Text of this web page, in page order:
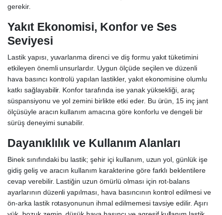
gerekir.
Yakıt Ekonomisi, Konfor ve Ses
Seviyesi
Lastik yapısı, yuvarlanma direnci ve diş formu yakıt tüketimini
etkileyen önemli unsurlardır. Uygun ölçüde seçilen ve düzenli
hava basıncı kontrolü yapılan lastikler, yakıt ekonomisine olumlu
katkı sağlayabilir. Konfor tarafında ise yanak yüksekliği, araç
süspansiyonu ve yol zemini birlikte etki eder. Bu ürün, 15 inç jant
ölçüsüyle aracın kullanım amacına göre konforlu ve dengeli bir
sürüş deneyimi sunabilir.
Dayanıklılık ve Kullanım Alanları
Binek sınıfındaki bu lastik; şehir içi kullanım, uzun yol, günlük işe
gidiş geliş ve aracın kullanım karakterine göre farklı beklentilere
cevap verebilir. Lastiğin uzun ömürlü olması için rot-balans
ayarlarının düzenli yapılması, hava basıncının kontrol edilmesi ve
ön-arka lastik rotasyonunun ihmal edilmemesi tavsiye edilir. Aşırı